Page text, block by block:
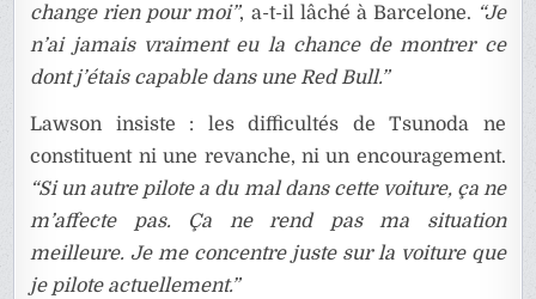
change rien pour moi”, a-t-il lâché à Barcelone. “Je
n’ai jamais vraiment eu la chance de montrer ce
dont j’étais capable dans une Red Bull.”
Lawson insiste : les difficultés de Tsunoda ne
constituent ni une revanche, ni un encouragement.
“Si un autre pilote a du mal dans cette voiture, ça ne
m’affecte pas. Ça ne rend pas ma situation
meilleure. Je me concentre juste sur la voiture que
je pilote actuellement.”